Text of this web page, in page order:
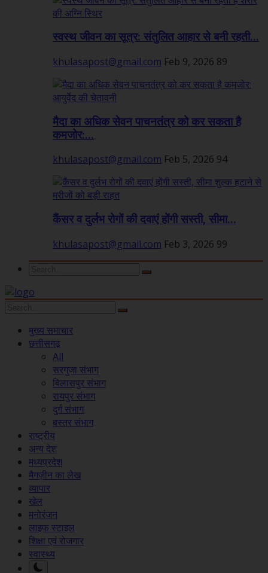
स्वस्थ जीवन का सूत्र: संतुलित आहार से बनी रहती...
khulasapost@gmail.com Feb 9, 2026 89
मैदा का अधिक सेवन पाचनतंत्र को कर सकता है
कमजोर:...
khulasapost@gmail.com Feb 5, 2026 94
कैंसर व दुर्लभ रोगों की दवाएं होंगी सस्ती, सीमा...
khulasapost@gmail.com Feb 3, 2026 99
मुख्य समाचार
छत्तीसगढ़
All
सरगुजा संभाग
बिलासपुर संभाग
रायपुर संभाग
दुर्ग संभाग
बस्तर संभाग
राष्ट्रीय
अन्य देश
मध्यप्रदेश
मैगज़ीन का लेख
व्यापार
खेल
मनोरंजन
लाइफ स्टाइल
शिक्षा एवं रोजगार
स्वास्थ्य